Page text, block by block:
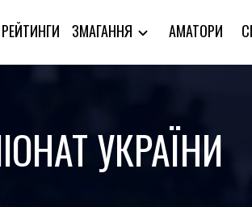
РЕЙТИНГИ ЗМАГАННЯ АМАТОРИ
УКРАЇНИ